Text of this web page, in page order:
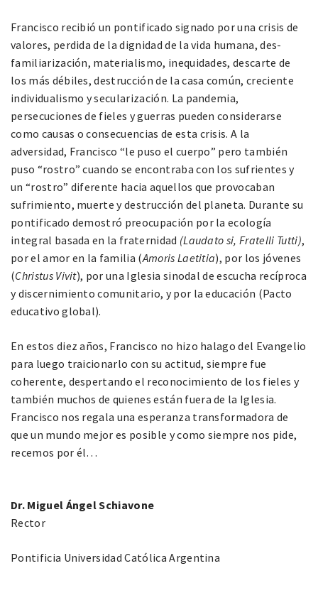
Francisco recibió un pontificado signado por una crisis de
valores, perdida de la dignidad de la vida humana, des-
familiarización, materialismo, inequidades, descarte de
los más débiles, destrucción de la casa común, creciente
individualismo y secularización. La pandemia,
persecuciones de fieles y guerras pueden considerarse
como causas o consecuencias de esta crisis. A la
adversidad, Francisco “le puso el cuerpo” pero también
puso “rostro” cuando se encontraba con los sufrientes y
un “rostro” diferente hacia aquellos que provocaban
sufrimiento, muerte y destrucción del planeta. Durante su
pontificado demostró preocupación por la ecología
integral basada en la fraternidad (Laudato si, Fratelli Tutti),
por el amor en la familia (Amoris Laetitia), por los jóvenes
(Christus Vivit), por una Iglesia sinodal de escucha recíproca
y discernimiento comunitario, y por la educación (Pacto
educativo global).
En estos diez años, Francisco no hizo halago del Evangelio
para luego traicionarlo con su actitud, siempre fue
coherente, despertando el reconocimiento de los fieles y
también muchos de quienes están fuera de la Iglesia.
Francisco nos regala una esperanza transformadora de
que un mundo mejor es posible y como siempre nos pide,
recemos por él…
Dr. Miguel Ángel Schiavone
Rector
Pontificia Universidad Católica Argentina